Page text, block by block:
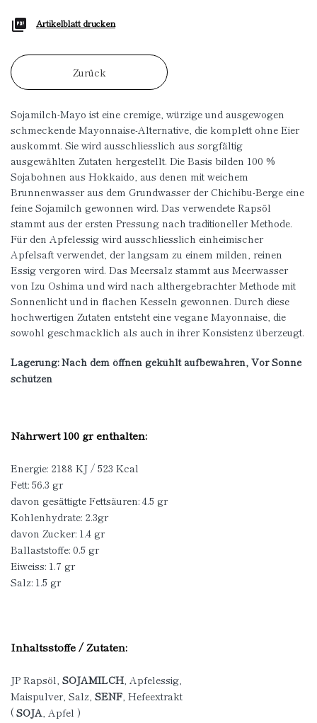
Artikelblatt drucken
Zurück
Sojamilch-Mayo ist eine cremige, würzige und ausgewogen
schmeckende Mayonnaise-Alternative, die komplett ohne Eier
auskommt. Sie wird ausschliesslich aus sorgfältig
ausgewählten Zutaten hergestellt. Die Basis bilden 100 %
Sojabohnen aus Hokkaido, aus denen mit weichem
Brunnenwasser aus dem Grundwasser der Chichibu-Berge eine
feine Sojamilch gewonnen wird. Das verwendete Rapsöl
stammt aus der ersten Pressung nach traditioneller Methode.
Für den Apfelessig wird ausschliesslich einheimischer
Apfelsaft verwendet, der langsam zu einem milden, reinen
Essig vergoren wird. Das Meersalz stammt aus Meerwasser
von Izu Oshima und wird nach althergebrachter Methode mit
Sonnenlicht und in flachen Kesseln gewonnen. Durch diese
hochwertigen Zutaten entsteht eine vegane Mayonnaise, die
sowohl geschmacklich als auch in ihrer Konsistenz überzeugt.
Lagerung: Nach dem öffnen gekühlt aufbewahren, Vor Sonne
schützen
Nährwert 100 gr enthalten:
Energie: 2188 KJ / 523 Kcal
Fett: 56.3 gr
davon gesättigte Fettsäuren: 4.5 gr
Kohlenhydrate: 2.3gr
davon Zucker: 1.4 gr
Ballaststoffe: 0.5 gr
Eiweiss: 1.7 gr
Salz: 1.5 gr
Inhaltsstoffe / Zutaten:
JP Rapsöl, SOJAMILCH, Apfelessig,
Maispulver, Salz, SENF, Hefeextrakt
( SOJA, Apfel )